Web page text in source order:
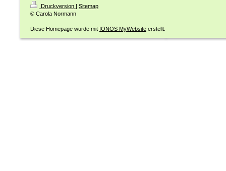
Druckversion | Sitemap
© Carola Normann
Diese Homepage wurde mit IONOS MyWebsite erstellt.